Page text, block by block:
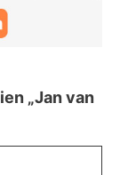
„Jan van